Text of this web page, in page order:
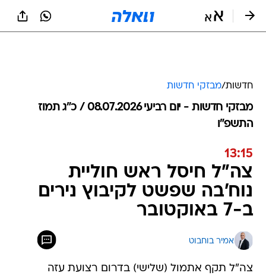
חדשות/מבזקי חדשות
מבזקי חדשות - יום רביעי 08.07.2026 / כ״ג תמוז
התשפ"ו
13:15
צה"ל חיסל ראש חוליית
נוח'בה שפשט לקיבוץ נירים
ב-7 באוקטובר
אמיר בוחבוט
צה"ל תקף אתמול (שלישי) בדרום רצועת עזה